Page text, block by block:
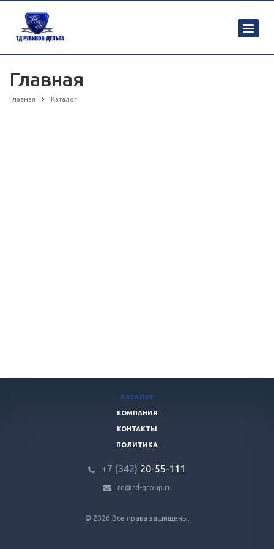
Главная
Главная Каталог
© 2026 Все права защищены.
КАТАЛОГ
КОМПАНИЯ
КОНТАКТЫ
ПОЛИТИКА
+7 (342) 20-55-111
rd@rd-group.ru